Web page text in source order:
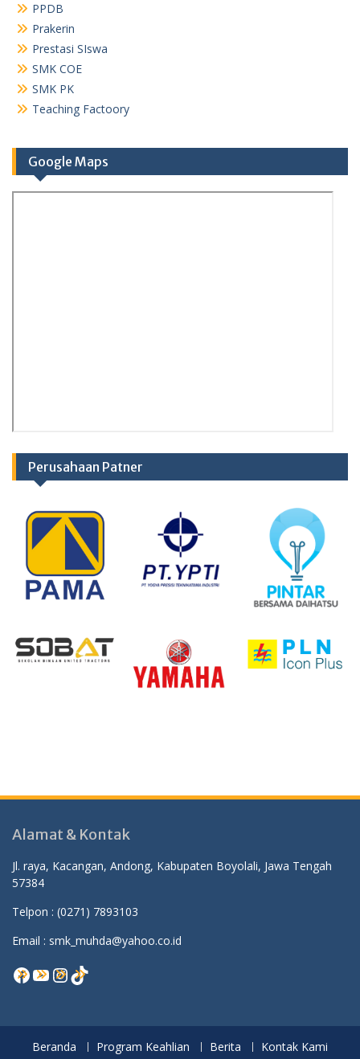
PPDB
Prakerin
Prestasi SIswa
SMK COE
SMK PK
Teaching Factoory
Google Maps
Perusahaan Patner
Alamat & Kontak
Jl. raya, Kacangan, Andong, Kabupaten Boyolali, Jawa Tengah
57384
Telpon : (0271) 7893103
Email : smk_muhda@yahoo.co.id
Facebook
YouTube
Instagram
TikTok
Beranda Program Keahlian Berita Kontak Kami